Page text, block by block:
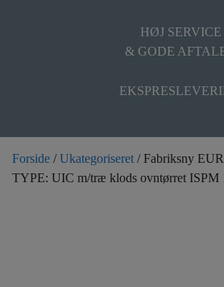
HØJ SERVICE
& GODE
Forside /Ukategoriseret / Fabriksny
TYPE: UIC m/træ klods ovntørret ISPM